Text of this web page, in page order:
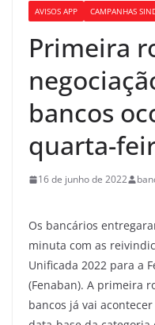
AVISOS APP CAMPANHAS
Primeira
bancos
quarta-
16 de junho de 2022
Os bancários
minuta com as
Unificada 2022 para a
(Fenaban). A primeira
bancos já vai